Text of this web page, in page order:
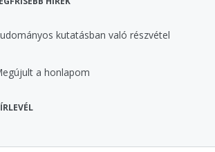
kutatásban való részvétel
a honlapom